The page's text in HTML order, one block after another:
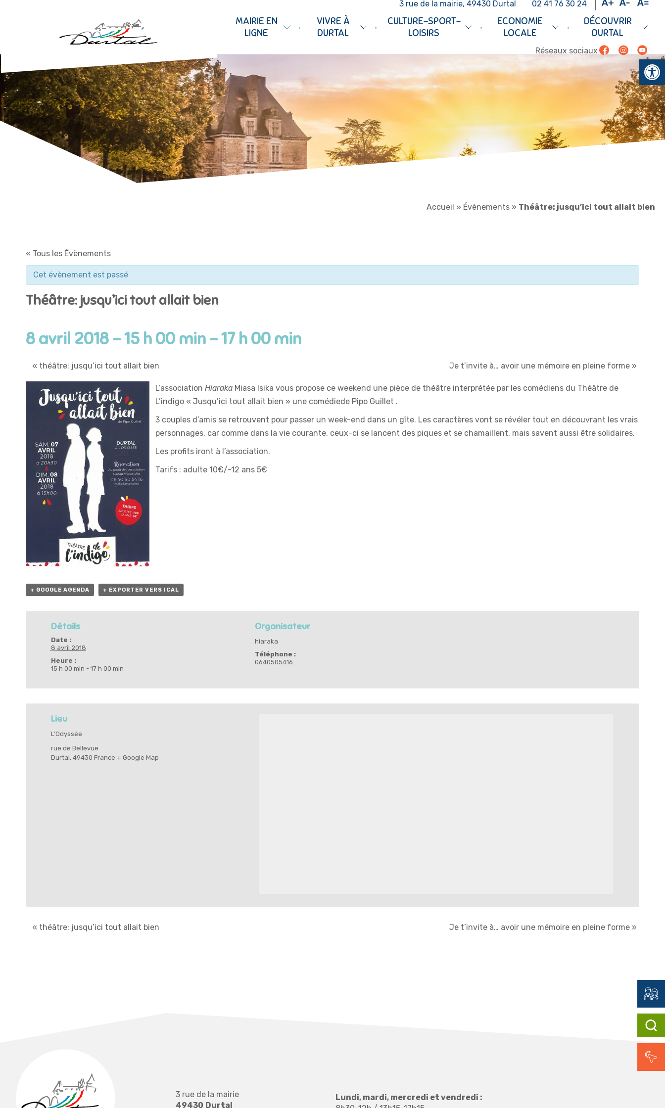
3 rue de la mairie, 49430 Durtal 02 41 76 30 24
MAIRIE EN
LIGNE
•
VIVRE À
DURTAL
•
CULTURE-SPORT-
LOISIRS
•
ECONOMIE
LOCALE
•
DÉCOUVRIR
DURTAL
Réseaux sociaux FacebookInstagram
Accueil » Évènements » Théâtre: jusqu’ici tout allait bien
« Tous les Évènements
Cet évènement est passé
Théâtre: jusqu’ici tout allait bien
8 avril 2018 - 15 h 00 min-17 h 00 min
« théâtre: jusqu’ici tout allait bien Je t’invite à… avoir une mémoire en pleine forme »
L’association Hiaraka Miasa Isika vous propose ce weekend une pièce de théâtre interprétée par les comédiens du Théâtre de
L’indigo « Jusqu’ici tout allait bien » une comédiede Pipo Guillet .
3 couples d’amis se retrouvent pour passer un week-end dans un gîte. Les caractères vont se révéler tout en découvrant les vrais
personnages, car comme dans la vie courante, ceux-ci se lancent des piques et se chamaillent, mais savent aussi être solidaires.
Les profits iront à l’association.
Tarifs : adulte 10€/-12 ans 5€
+ GOOGLE AGENDA + EXPORTER VERS ICAL
Détails
Date :
8 avril 2018
Heure :
15 h 00 min - 17 h 00 min
Organisateur
hiaraka
Téléphone :
0640505416
Lieu
L’Odyssée
rue de Bellevue
Durtal, 49430 France + Google Map
« théâtre: jusqu’ici tout allait bien Je t’invite à… avoir une mémoire en pleine forme »
3 rue de la mairie
49430 Durtal
Lundi, mardi, mercredi et vendredi :